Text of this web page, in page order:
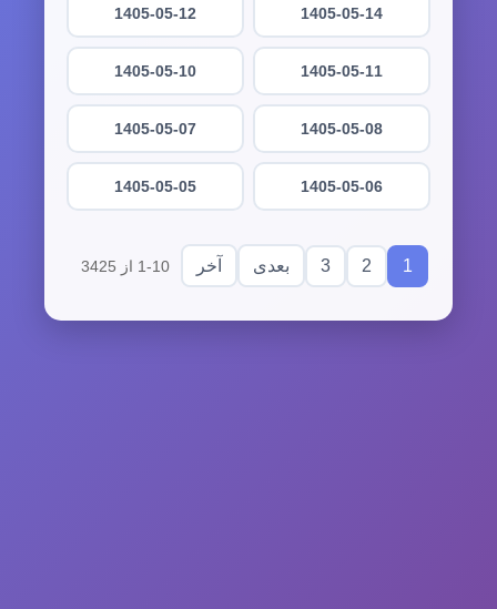
1405-05-14
1405-05-12
1405-05-11
1405-05-10
1405-05-08
1405-05-07
1405-05-06
1405-05-05
1
2
3 بعدی آخر 1-10 از 3425